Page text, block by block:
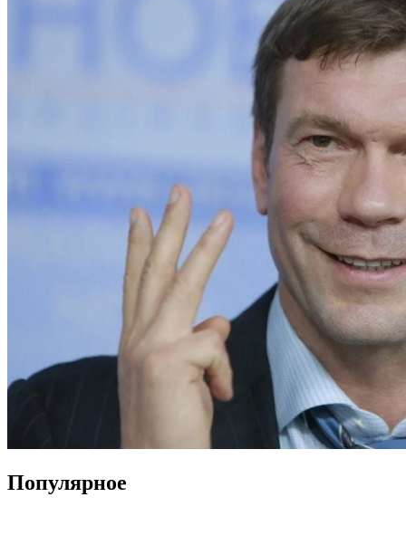
Популярное